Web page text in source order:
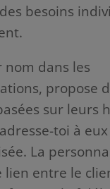
besoins
nom dans les
propose
sur leurs
toi à
La
lien entre le